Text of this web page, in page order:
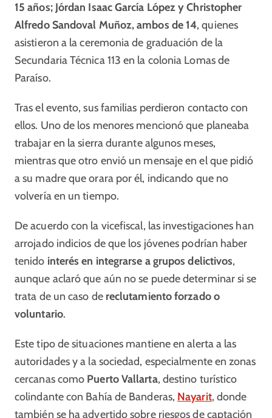
15 años; Jórdan Isaac García López y Christopher
Alfredo Sandoval Muñoz, ambos de 14, quienes
asistieron a la ceremonia de graduación de la
Secundaria Técnica 113 en la colonia Lomas de
Paraíso.
Tras el evento, sus familias perdieron contacto con
ellos. Uno de los menores mencionó que planeaba
trabajar en la sierra durante algunos meses,
mientras que otro envió un mensaje en el que pidió
a su madre que orara por él, indicando que no
volvería en un tiempo.
De acuerdo con la vicefiscal, las investigaciones han
arrojado indicios de que los jóvenes podrían haber
tenido interés en integrarse a grupos delictivos,
aunque aclaró que aún no se puede determinar si se
trata de un caso de reclutamiento forzado o
voluntario.
Este tipo de situaciones mantiene en alerta a las
autoridades y a la sociedad, especialmente en zonas
cercanas como Puerto Vallarta, destino turístico
colindante con Bahía de Banderas, Nayarit, donde
también se ha advertido sobre riesgos de captación